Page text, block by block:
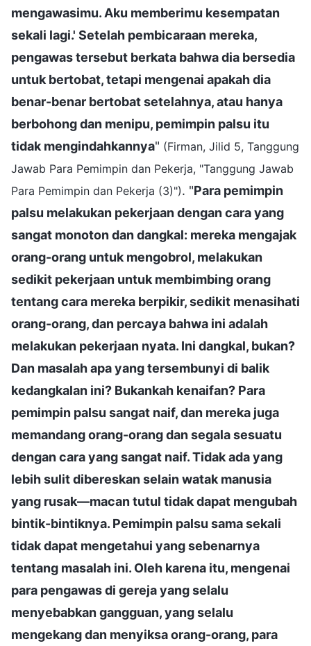
mengawasimu. Aku memberimu kesempatan
sekali lagi.' Setelah pembicaraan mereka,
pengawas tersebut berkata bahwa dia bersedia
untuk bertobat, tetapi mengenai apakah dia
benar-benar bertobat setelahnya, atau hanya
berbohong dan menipu, pemimpin palsu itu
tidak mengindahkannya" (Firman, Jilid 5, Tanggung
Jawab Para Pemimpin dan Pekerja, "Tanggung Jawab
Para Pemimpin dan Pekerja (3)"). "Para pemimpin
palsu melakukan pekerjaan dengan cara yang
sangat monoton dan dangkal: mereka mengajak
orang-orang untuk mengobrol, melakukan
sedikit pekerjaan untuk membimbing orang
tentang cara mereka berpikir, sedikit menasihati
orang-orang, dan percaya bahwa ini adalah
melakukan pekerjaan nyata. Ini dangkal, bukan?
Dan masalah apa yang tersembunyi di balik
kedangkalan ini? Bukankah kenaifan? Para
pemimpin palsu sangat naif, dan mereka juga
memandang orang-orang dan segala sesuatu
dengan cara yang sangat naif. Tidak ada yang
lebih sulit dibereskan selain watak manusia
yang rusak—macan tutul tidak dapat mengubah
bintik-bintiknya. Pemimpin palsu sama sekali
tidak dapat mengetahui yang sebenarnya
tentang masalah ini. Oleh karena itu, mengenai
para pengawas di gereja yang selalu
menyebabkan gangguan, yang selalu
mengekang dan menyiksa orang-orang, para